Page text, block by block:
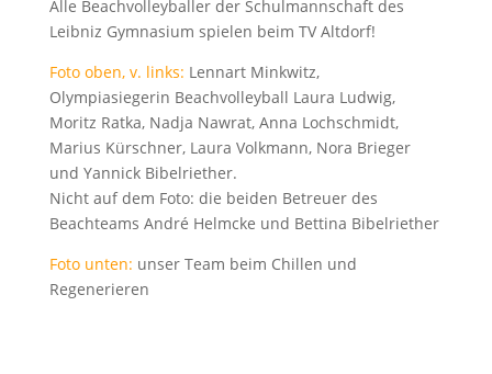
Alle Beachvolleyballer der Schulmannschaft des
Leibniz Gymnasium spielen beim TV Altdorf!
Foto oben, v. links: Lennart Minkwitz,
Olympiasiegerin Beachvolleyball Laura Ludwig,
Moritz Ratka, Nadja Nawrat, Anna Lochschmidt,
Marius Kürschner, Laura Volkmann, Nora Brieger
und Yannick Bibelriether.
Nicht auf dem Foto: die beiden Betreuer des
Beachteams André Helmcke und Bettina Bibelriether
Foto unten: unser Team beim Chillen und
Regenerieren